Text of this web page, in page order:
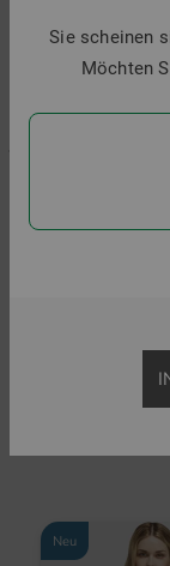
in: Einheitsgröße
Neu
Sie scheinen
Möchten